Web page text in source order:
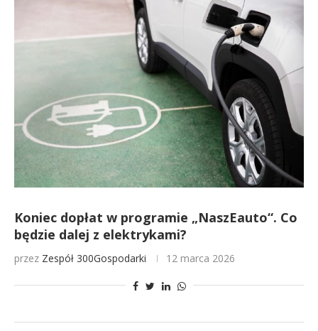
Koniec dopłat w programie „NaszEauto“. Co
będzie dalej z elektrykami?
przez Zespół 300Gospodarki 12 marca 2026